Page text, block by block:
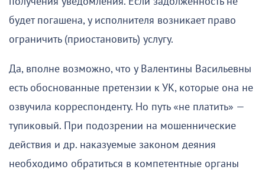
будет погашена, у исполнителя возникает право
ограничить (приостановить) услугу.
Да, вполне возможно, что у Валентины Васильевны
есть обоснованные претензии к УК, которые она не
озвучила корреспонденту. Но путь «не платить» —
тупиковый. При подозрении на мошеннические
действия и др. наказуемые законом деяния
необходимо обратиться в компетентные органы